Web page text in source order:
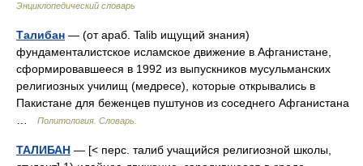
Энциклопедический словарь
Талибан — (от араб. Talib ищущий знания)
фундаменталистское исламское движение в Афганистане,
сформировавшееся в 1992 из выпускников мусульманских
религиозных училищ (медресе), которые открывались в
Пакистане для беженцев пуштунов из соседнего Афганистана
Политология. Словарь.
ТАЛИБАН — [< перс. талиб учащийся религиозной школы,